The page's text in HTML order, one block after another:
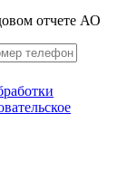
отчете АО